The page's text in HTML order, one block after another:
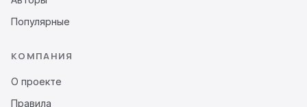
Популярные
КОМПАНИЯ
О проекте
Правила